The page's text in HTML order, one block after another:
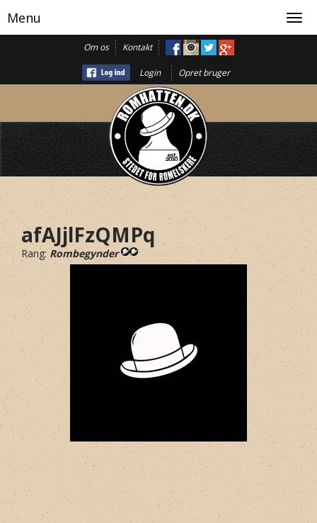
Om os Kontakt
Login Opret bruger
Menu
afAJjlFzQMPq
Rang: Rombegynder